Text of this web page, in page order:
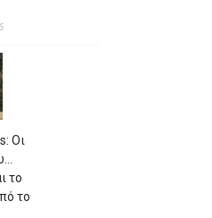
Οι
το
το